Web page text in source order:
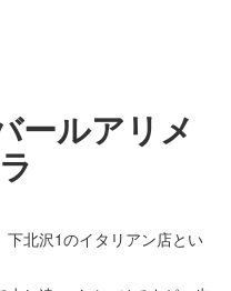
ールアリメ
北沢1のイタリアン店とい